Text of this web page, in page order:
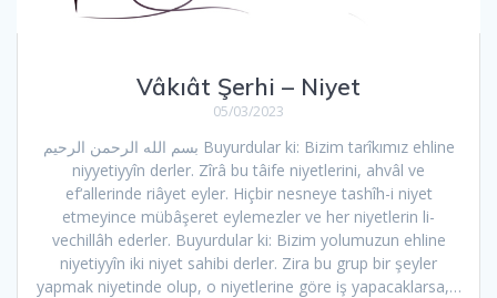
Vâkıât Şerhi – Niyet
05/03/2023
بسم الله الرحمن الرحیم Buyurdular ki: Bizim tarîkımız ehline
niyyetiyyîn derler. Zîrâ bu tâife niyetlerini, ahvâl ve
ef‘allerinde riâyet eyler. Hiçbir nesneye tashîh-i niyet
etmeyince mübâşeret eylemezler ve her niyetlerin li-
vechillâh ederler. Buyurdular ki: Bizim yolumuzun ehline
niyetiyyîn iki niyet sahibi derler. Zira bu grup bir şeyler
yapmak niyetinde olup, o niyetlerine göre iş yapacaklarsa,…